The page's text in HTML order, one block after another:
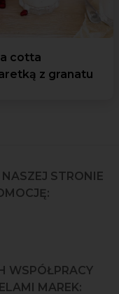
cotta
z granatu
STRONIE
WSPÓŁPRACY
MAREK: